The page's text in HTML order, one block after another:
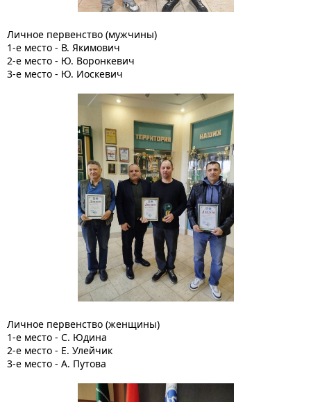
Личное первенство (мужчины)
1-е место - В. Якимович
2-е место - Ю. Воронкевич
3-е место - Ю. Иоскевич
Личное первенство (женщины)
1-е место - С. Юдина
2-е место - Е. Улейчик
3-е место - А. Путова